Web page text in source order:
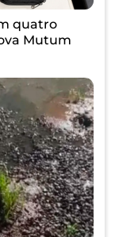
quatro
Mutum